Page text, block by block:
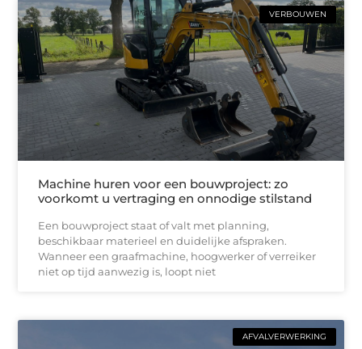
VERBOUWEN
Machine huren voor een bouwproject: zo
voorkomt u vertraging en onnodige stilstand
Een bouwproject staat of valt met planning,
beschikbaar materieel en duidelijke afspraken.
Wanneer een graafmachine, hoogwerker of verreiker
niet op tijd aanwezig is, loopt niet
AFVALVERWERKING